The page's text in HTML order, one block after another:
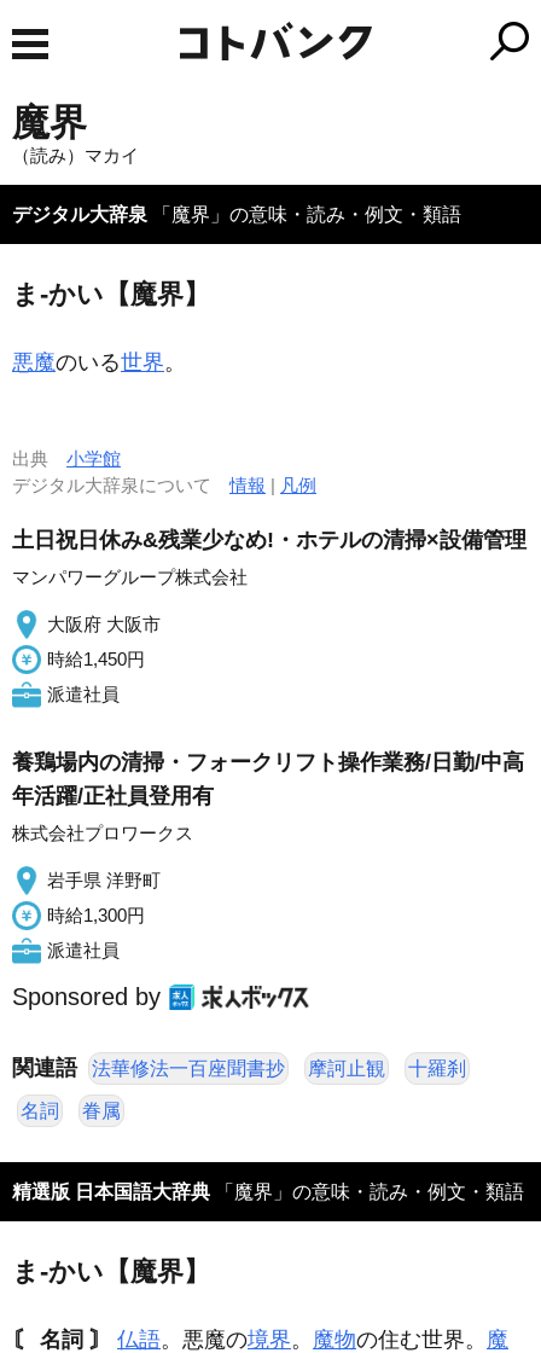
魔界
（読み）マカイ
デジタル大辞泉 「魔界」の意味・読み・例文・類語
ま‐かい【魔界】
悪魔のいる世界。
出典 小学館
デジタル大辞泉について情報 | 凡例
土日祝日休み&残業少なめ!・ホテルの清掃×設備管理
マンパワーグループ株式会社
大阪府 大阪市
時給1,450円
派遣社員
養鶏場内の清掃・フォークリフト操作業務/日勤/中高
年活躍/正社員登用有
株式会社プロワークス
岩手県 洋野町
時給1,300円
派遣社員
Sponsored by
関連語 法華修法一百座聞書抄 摩訶止観 十羅刹
名詞 眷属
精選版 日本国語大辞典 「魔界」の意味・読み・例文・類語
ま‐かい【魔界】
〘 名詞 〙 仏語。悪魔の境界。 魔物の住む世界。 魔